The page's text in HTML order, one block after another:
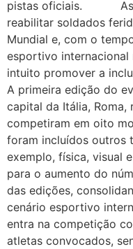
pistas oficiais. As
reabilitar soldados
Mundial e, com o
esportivo internacional
intuito promover a
A primeira edição do
capital da Itália, Roma,
competiram em oito
foram incluídos outros
exemplo, física, visual
para o aumento do
das edições,
cenário esportivo
entra na competição
atletas convocados,